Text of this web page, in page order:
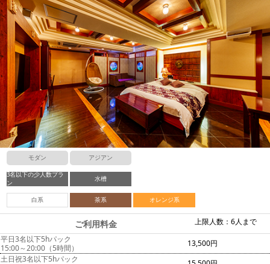
モダン アジアン
3名以下の少人数プラ
ン
水槽
白系 茶系 オレンジ系
上限人数：6人まで
ご利用料金
平日3名以下5hパック
15:00～20:00（5時間）
13,500円
土日祝3名以下5hパック